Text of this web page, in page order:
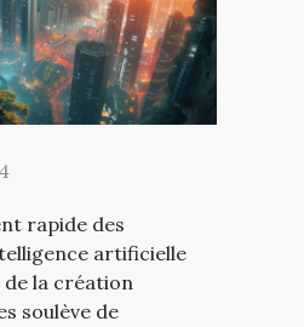
rapide des
artificielle
de la création
soulève de